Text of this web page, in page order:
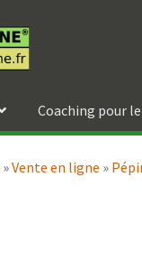
Coaching pour
»Vente en ligne »